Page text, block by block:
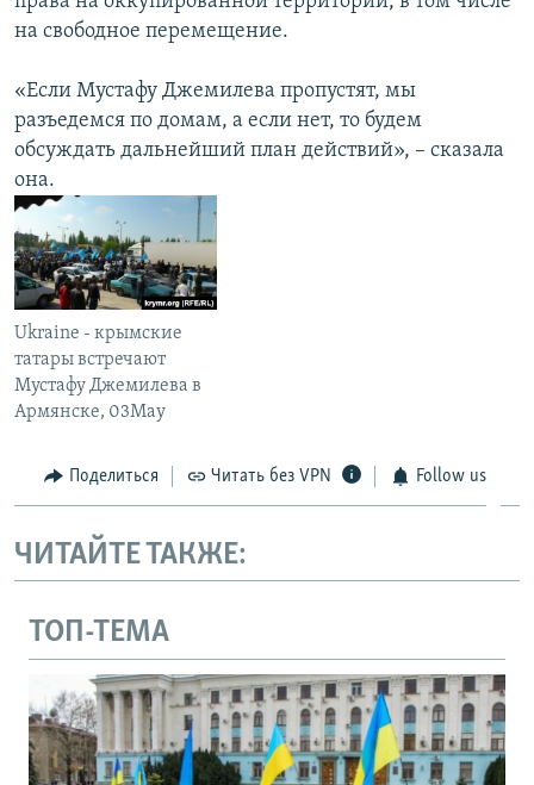
на свободное перемещение.
«Если Мустафу Джемилева пропустят, мы
разъедемся по домам, а если нет, то будем
обсуждать дальнейший план действий», – сказала
она.
Ukraine - крымские
татары встречают
Мустафу Джемилева в
Армянске, 03May
Поделиться Читать без VPN Follow us
ЧИТАЙТЕ ТАКЖЕ:
ТОП-ТЕМА